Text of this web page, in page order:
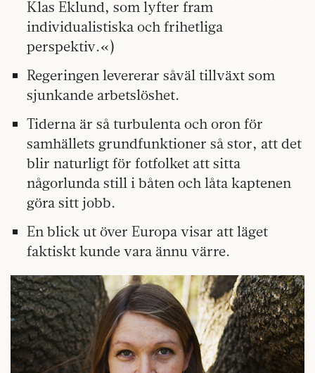
Klas Eklund, som lyfter fram
individualistiska och frihetliga
perspektiv.«)
Regeringen levererar såväl tillväxt som
sjunkande arbetslöshet.
Tiderna är så turbulenta och oron för
samhällets grundfunktioner så stor, att det
blir naturligt för fotfolket att sitta
någorlunda still i båten och låta kaptenen
göra sitt jobb.
En blick ut över Europa visar att läget
faktiskt kunde vara ännu värre.